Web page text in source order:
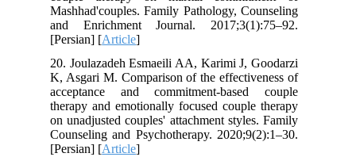
Mashhad'couples. Family Pathology, Counseling
and Enrichment Journal. 2017;3(1):75–92.
[Persian] [Article
20. Joulazadeh Esmaeili AA, Karimi J, Goodarzi
K, Asgari M. Comparison of the effectiveness of
acceptance and commitment-based couple
therapy and emotionally focused couple therapy
on unadjusted couples' attachment styles. Family
Counseling and Psychotherapy. 2020;9(2):1–30.
[Persian] [Article